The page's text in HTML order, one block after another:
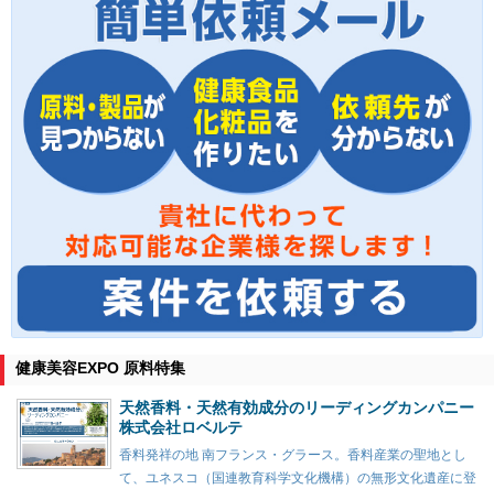
健康美容EXPO 原料特集
天然香料・天然有効成分のリーディングカンパニー
株式会社ロベルテ
香料発祥の地 南フランス・グラース。香料産業の聖地とし
て、ユネスコ（国連教育科学文化機構）の無形文化遺産に登